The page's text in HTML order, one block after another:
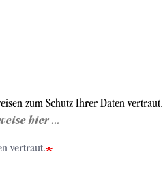
zum Schutz Ihrer Daten vertraut.
hier ...
vertraut.